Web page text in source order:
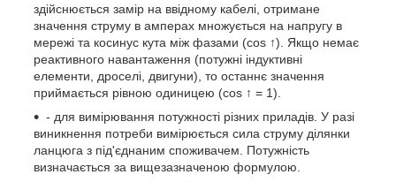
здійснюється замір на ввідному кабелі, отримане
значення струму в амперах множується на напругу в
мережі та косинус кута між фазами (cos ↑). Якщо немає
реактивного навантаження (потужні індуктивні
елементи, дроселі, двигуни), то останнє значення
приймається рівною одиницею (cos ↑ = 1).
- для вимірювання потужності різних приладів. У разі
виникнення потреби вимірюється сила струму ділянки
ланцюга з під'єднаним споживачем. Потужність
визначається за вищезазначеною формулою.